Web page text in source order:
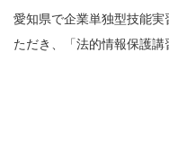
愛知県で企業単独型技能
ただき、「法的情報保護講